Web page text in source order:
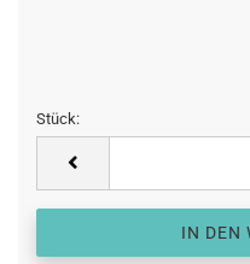
Stück: